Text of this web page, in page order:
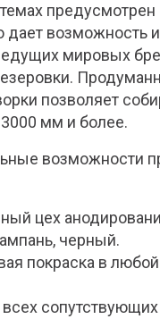
предусмотрен
дает возможность
мировых
позволяет
мм и более.
возможности
цех
черный.
покраска в
всех